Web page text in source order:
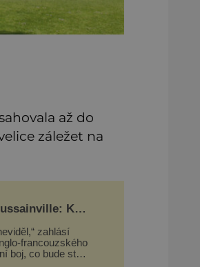
až do
záležet na
Kde
zahlásí
francouzského
boj, co bude stát